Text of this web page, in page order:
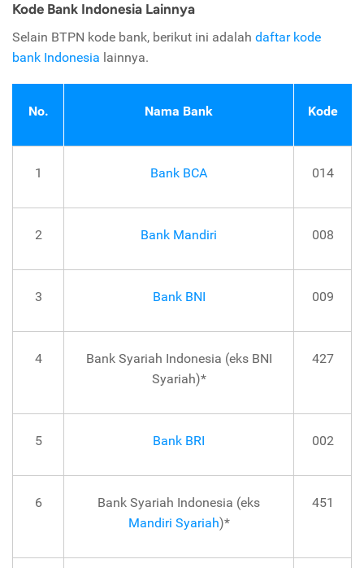
Kode Bank Indonesia Lainnya
Selain BTPN kode bank, berikut ini adalah daftar kode
bank Indonesia lainnya.
No. Nama Bank Kode
1 Bank BCA 014
2 Bank Mandiri 008
3 Bank BNI 009
4
Bank Syariah Indonesia (eks BNI
Syariah)*
427
5 Bank BRI 002
6
Bank Syariah Indonesia (eks
Mandiri Syariah)*
451